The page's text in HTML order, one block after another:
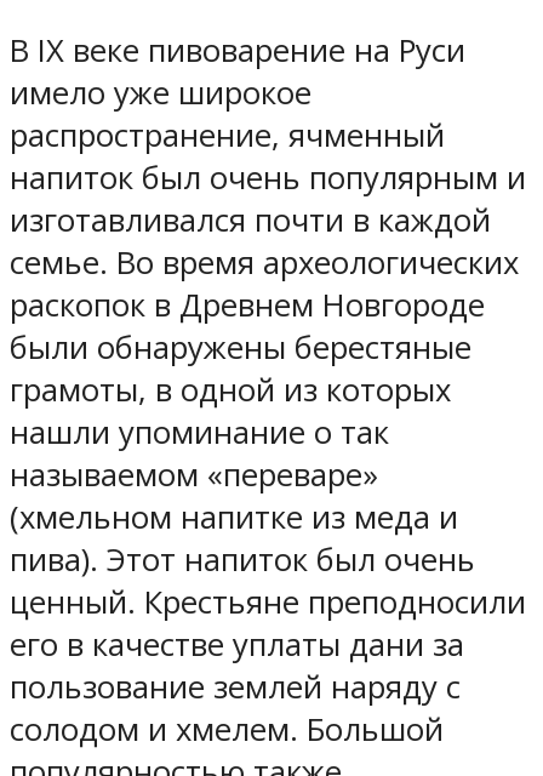
В IX веке пивоварение на Руси
имело уже широкое
распространение, ячменный
напиток был очень популярным и
изготавливался почти в каждой
семье. Во время археологических
раскопок в Древнем Новгороде
были обнаружены берестяные
грамоты, в одной из которых
нашли упоминание о так
называемом «переваре»
(хмельном напитке из меда и
пива). Этот напиток был очень
ценный. Крестьяне преподносили
его в качестве уплаты дани за
пользование землей наряду с
солодом и хмелем. Большой